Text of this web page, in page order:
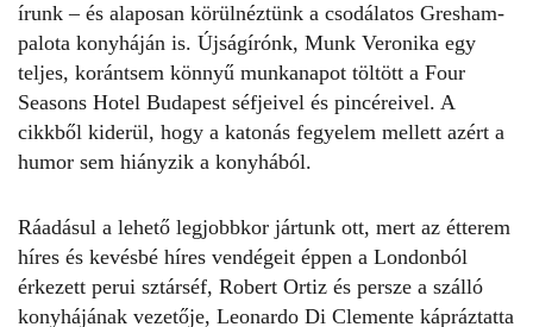
írunk – és alaposan körülnéztünk a csodálatos Gresham-
palota konyháján is. Újságírónk, Munk Veronika egy
teljes, korántsem könnyű munkanapot töltött a Four
Seasons Hotel Budapest séfjeivel és pincéreivel. A
cikkből kiderül, hogy a katonás fegyelem mellett azért a
humor sem hiányzik a konyhából.
Ráadásul a lehető legjobbkor jártunk ott, mert az étterem
híres és kevésbé híres vendégeit éppen a Londonból
érkezett perui sztárséf, Robert Ortiz és persze a szálló
konyhájának vezetője, Leonardo Di Clemente kápráztatta